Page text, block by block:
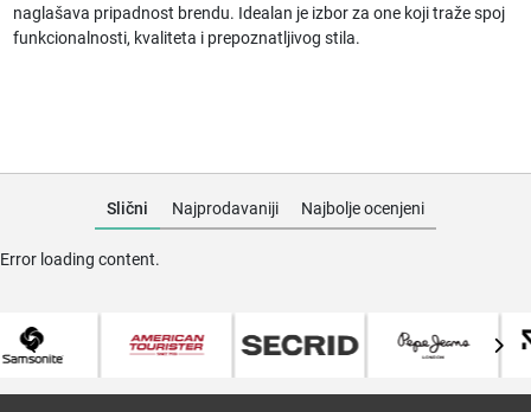
naglašava pripadnost brendu. Idealan je izbor za one koji traže spoj
funkcionalnosti, kvaliteta i prepoznatljivog stila.
Slični Najprodavaniji Najbolje ocenjeni
Error loading content.